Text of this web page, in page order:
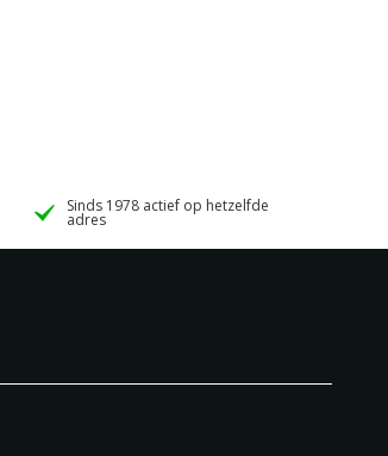
Sinds 1978 actief op hetzelfde
adres